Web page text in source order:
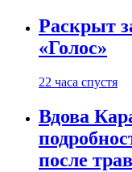
Раскрыт
«Голос»
22 часа спустя
Вдова
после